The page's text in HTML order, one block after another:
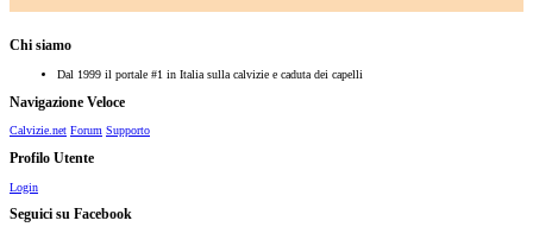
Chi siamo
Dal 1999 il portale #1 in Italia sulla calvizie e caduta dei capelli
Navigazione Veloce
Calvizie.net Forum Supporto
Profilo Utente
Login
Seguici su Facebook